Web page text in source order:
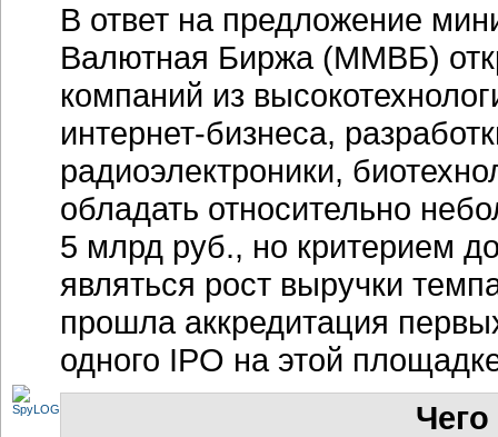
В ответ на предложение
Валютная Биржа (ММВБ)
компаний из
интернет-бизнеса,
радиоэлектроники,
обладать относительно
5 млрд руб., но критерием
являться рост выручки
прошла аккредитация
одного IPO на этой